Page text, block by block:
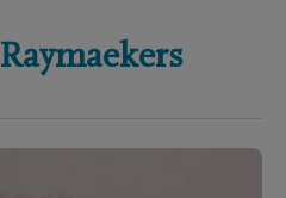
Raymaekers